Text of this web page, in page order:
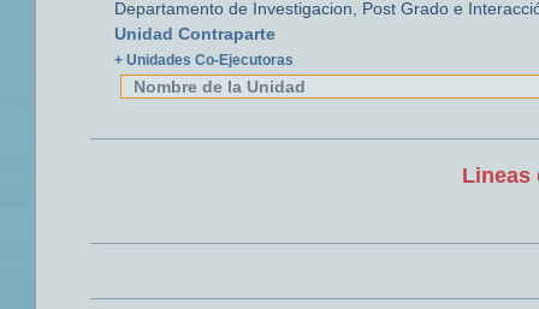
Departamento de Investigacion, Post Grado e
Unidad Contraparte
+ Unidades Co-Ejecutoras
Nombre de la Unidad
Lineas